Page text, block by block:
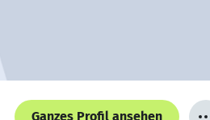
Ganzes Profil ansehen